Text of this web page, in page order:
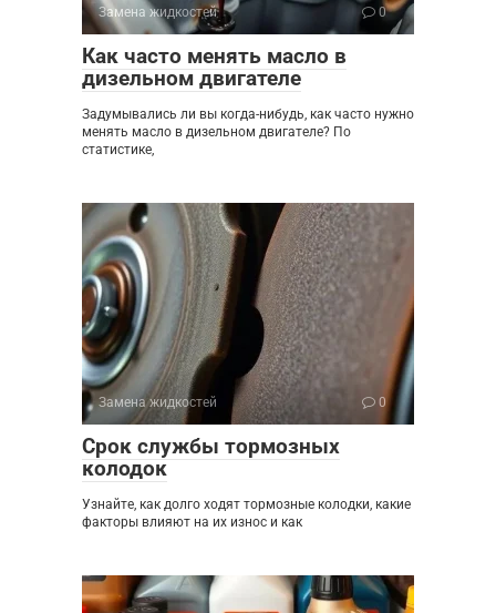
Замена жидкостей 0
Как часто менять масло в
дизельном двигателе
Задумывались ли вы когда-нибудь, как часто нужно
менять масло в дизельном двигателе? По
статистике,
Замена жидкостей 0
Срок службы тормозных
колодок
Узнайте, как долго ходят тормозные колодки, какие
факторы влияют на их износ и как